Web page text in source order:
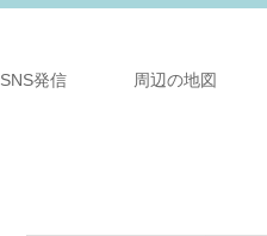
SNS発信 周辺の地図